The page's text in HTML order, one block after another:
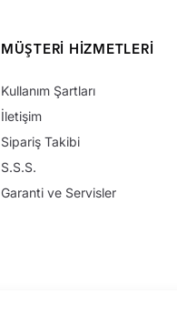
MÜŞTERI HIZMETLERI
Kullanım Şartları
İletişim
Sipariş Takibi
S.S.S.
Garanti ve Servisler